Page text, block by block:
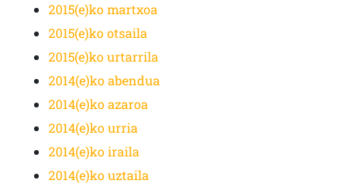
2015(e)ko martxoa
2015(e)ko otsaila
2015(e)ko urtarrila
2014(e)ko abendua
2014(e)ko azaroa
2014(e)ko urria
2014(e)ko iraila
2014(e)ko uztaila